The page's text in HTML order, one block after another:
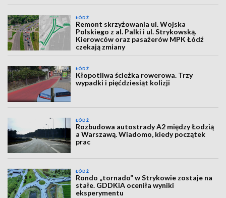
ŁÓDŹ
Remont skrzyżowania ul. Wojska
Polskiego z al. Palki i ul. Strykowską.
Kierowców oraz pasażerów MPK Łódź
czekają zmiany
ŁÓDŹ
Kłopotliwa ścieżka rowerowa. Trzy
wypadki i pięćdziesiąt kolizji
ŁÓDŹ
Rozbudowa autostrady A2 między Łodzią
a Warszawą. Wiadomo, kiedy początek
prac
ŁÓDŹ
Rondo „tornado” w Strykowie zostaje na
stałe. GDDKiA oceniła wyniki
eksperymentu